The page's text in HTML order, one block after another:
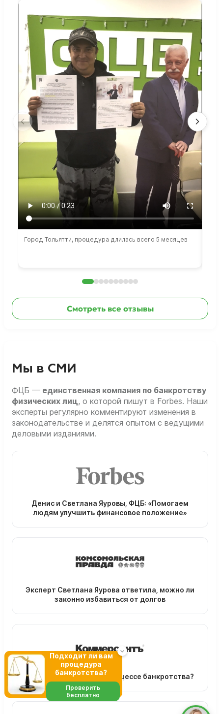
Город Тольятти, процедура длилась всего 5 месяцев
Смотреть все отзывы
Мы в СМИ
ФЦБ — единственная компания по банкротству
физических лиц, о которой пишут в Forbes. Наши
эксперты регулярно комментируют изменения в
законодательстве и делятся опытом с ведущими
деловыми изданиями.
Денис и Светлана Яуровы, ФЦБ: «Помогаем
людям улучшить финансовое положение»
Эксперт Светлана Яурова ответила, можно ли
законно избавиться от долгов
Зачем нужен юрист в процессе банкротства?
Подходит ли вам
процедура
банкротства?
Проверить
бесплатно